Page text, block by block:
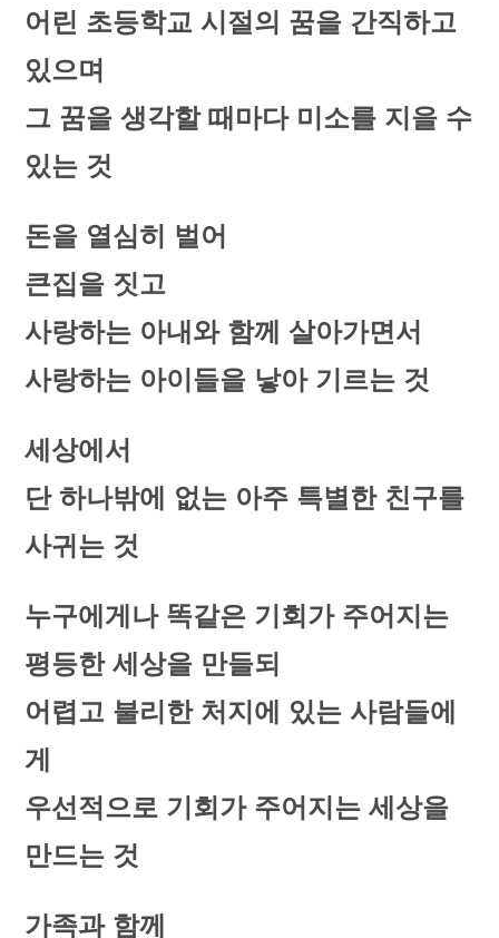
어린 초등학교 시절의 꿈을 간직하고
있으며
그 꿈을 생각할 때마다 미소를 지을 수
있는 것
돈을 열심히 벌어
큰집을 짓고
사랑하는 아내와 함께 살아가면서
사랑하는 아이들을 낳아 기르는 것
세상에서
단 하나밖에 없는 아주 특별한 친구를
사귀는 것
누구에게나 똑같은 기회가 주어지는
평등한 세상을 만들되
어렵고 불리한 처지에 있는 사람들에
게
우선적으로 기회가 주어지는 세상을
만드는 것
가족과 함께